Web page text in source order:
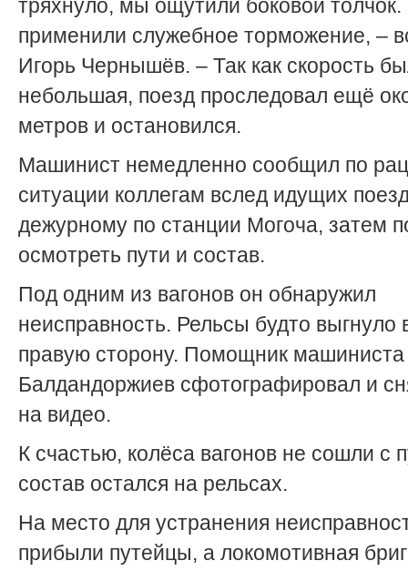
тряхнуло, мы ощутили боковой
применили служебное торможение, –
Игорь Чернышёв. – Так как скорость
небольшая, поезд проследовал ещё
метров и остановился.
Машинист немедленно сообщил по
ситуации коллегам вслед идущих
дежурному по станции Могоча, затем
осмотреть пути и состав.
Под одним из вагонов он обнаружил
неисправность. Рельсы будто выгнуло
правую сторону. Помощник
Балдандоржиев сфотографировал и
на видео.
К счастью, колёса вагонов не сошли с
состав остался на рельсах.
На место для устранения
прибыли путейцы, а локомотивная